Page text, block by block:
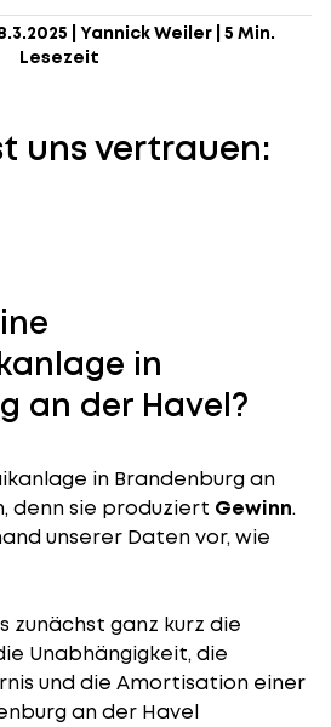
Yannick Weiler| 5 Min.
Lesezeit
uns vertrauen:
in
an der Havel?
in Brandenburg an
denn sie produziert Gewinn.
unserer Daten vor, wie
zunächst ganz kurz die
Unabhängigkeit, die
und die Amortisation einer
an der Havel